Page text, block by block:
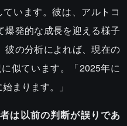
います。彼は、アルトコ
爆発的な成長を迎える様子
彼の分析によれば、現在の
似ています。「2025年に
まります。」
は以前の判断が誤りであ